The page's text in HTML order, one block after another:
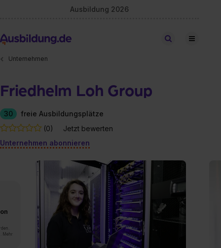
Ausbildung 2026
Stellen finden
Unternehmen
Friedhelm Loh Group
30
freie Ausbildungsplätze
(0)
Jetzt bewerten
Unternehmen abonnieren
Mehr